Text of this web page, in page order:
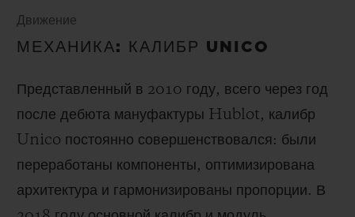
Движение
МЕХАНИКА: КАЛИБР UNICO
Представленный в 2010 году, всего через год
после дебюта мануфактуры Hublot, калибр
Unico постоянно совершенствовался: были
переработаны компоненты, оптимизирована
архитектура и гармонизированы пропорции. В